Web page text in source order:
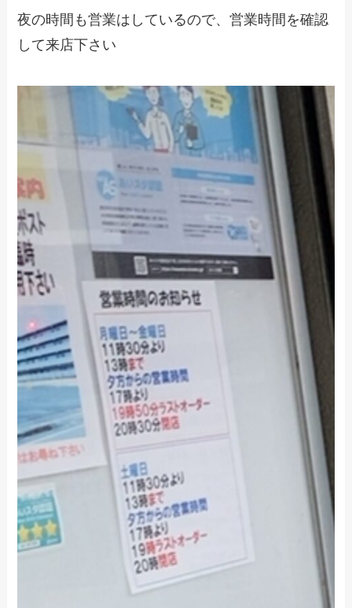
夜の時間も営業はしているので、営業時間を確認
して来店下さい